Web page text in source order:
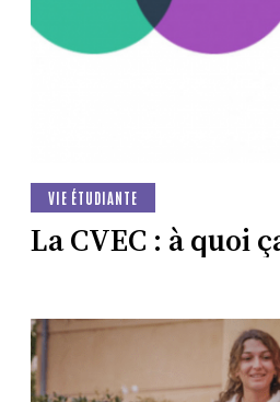
VIE ÉTUDIANTE
La CVEC : à quoi